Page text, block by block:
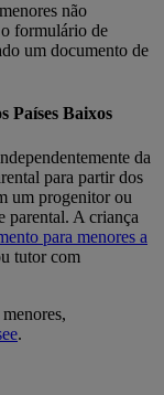
não
o formulário de
um documento de
Países Baixos
da
para partir dos
um progenitor ou
parental. A criança
para menores a
tutor com
.